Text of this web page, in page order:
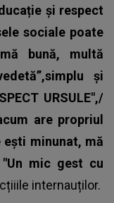
și respect
sociale poate
bună, multă
și
URSULE",/
are propriul
minunat, mă
mic gest cu
internauților.